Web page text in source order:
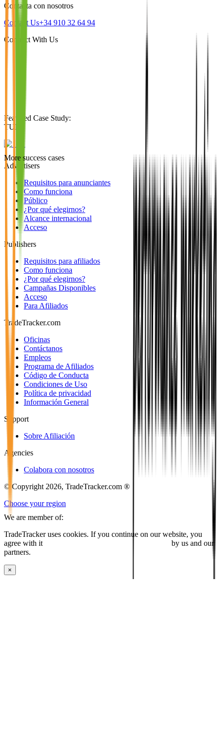
Contacta con nosotros
Contact Us+34 910 32 64 94
Connect With Us
Featured Case Study:
TUI
More success cases
Advertisers
Requisitos para anunciantes
Como funciona
Público
¿Por qué elegirnos?
Alcance internacional
Acceso
Publishers
Requisitos para afiliados
Como funciona
¿Por qué elegirnos?
Campañas Disponibles
Acceso
Para Afiliados
TradeTracker.com
Oficinas
Contáctanos
Empleos
Programa de Afiliados
Código de Conducta
Condiciones de Uso
Política de privacidad
Información General
Support
Sobre Afiliación
Agencies
Colabora con nosotros
© Copyright 2026, TradeTracker.com ®
Choose your region
We are member of:
TradeTracker uses cookies. If you continue on our website, you
agree with it
by us and our
partners.
×